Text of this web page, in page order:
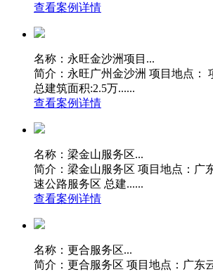
查看案例详情
名称：永旺金沙洲项目...
简介：永旺广州金沙洲 项目地点：
总建筑面积:2.5万......
查看案例详情
名称：梁金山服务区...
简介：梁金山服务区 项目地点：广
速公路服务区 总建......
查看案例详情
名称：更合服务区...
简介：更合服务区 项目地点：广东